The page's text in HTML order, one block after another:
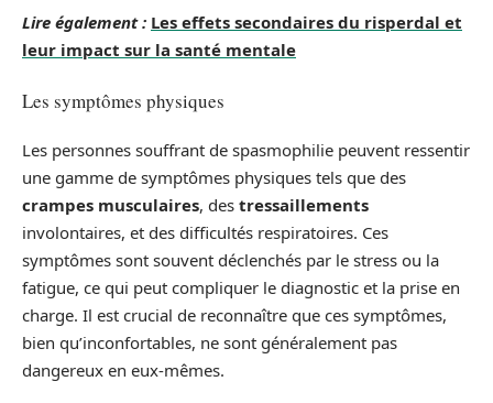
Lire également : Les effets secondaires du risperdal et
leur impact sur la santé mentale
Les symptômes physiques
Les personnes souffrant de spasmophilie peuvent ressentir
une gamme de symptômes physiques tels que des
crampes musculaires, des tressaillements
involontaires, et des difficultés respiratoires. Ces
symptômes sont souvent déclenchés par le stress ou la
fatigue, ce qui peut compliquer le diagnostic et la prise en
charge. Il est crucial de reconnaître que ces symptômes,
bien qu’inconfortables, ne sont généralement pas
dangereux en eux-mêmes.